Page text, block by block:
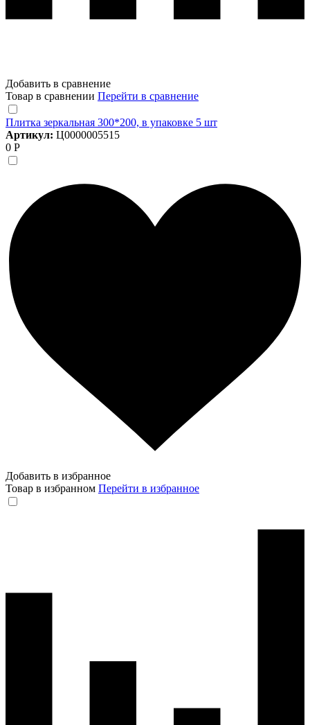
Добавить в сравнение
Товар в сравнении Перейти в сравнение
Плитка зеркальная 300*200, в упаковке 5 шт
Артикул: Ц0000005515
0 Р
Добавить в избранное
Товар в избранном Перейти в избранное